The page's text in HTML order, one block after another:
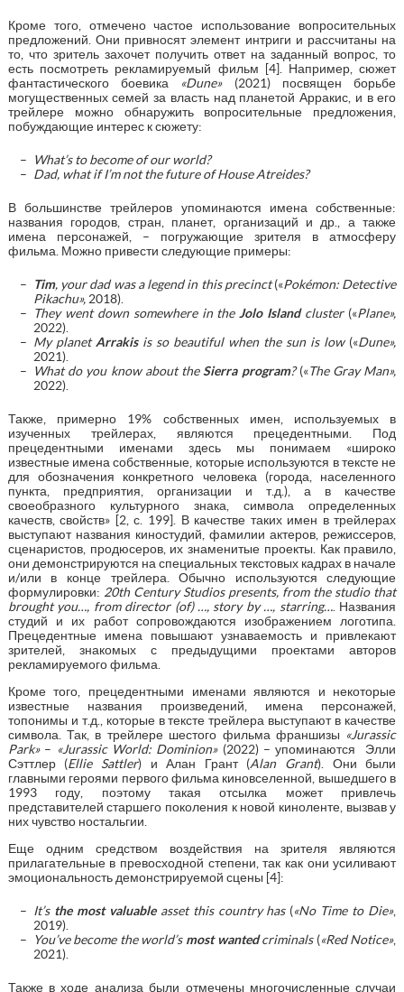
Кроме того, отмечено частое использование вопросительных
предложений. Они привносят элемент интриги и рассчитаны на
то, что зритель захочет получить ответ на заданный вопрос, то
есть посмотреть рекламируемый фильм [4]. Например, сюжет
фантастического боевика
«Dune» (2021) посвящен борьбе
могущественных семей за власть над планетой Арракис, и в его
трейлере можно обнаружить вопросительные предложения,
побуждающие интерес к сюжету:
What’s to become of our world?
Dad, what if I’m not the future of House Atreides?
В большинстве трейлеров упоминаются имена собственные:
названия городов, стран, планет, организаций и др., а также
имена персонажей, – погружающие зрителя в атмосферу
фильма. Можно привести следующие примеры:
Tim, your dad was a legend in this precinct(«Pokémon: Detective
Pikachu»,2018).
They went down somewhere in theJolo Island cluster («Plane»,
2022).
My planet Arrakisis so beautiful when the sun is low(«Dune»,
2021).
What do you know about theSierra program?(«The Gray Man»,
2022).
Также, примерно 19% собственных имен, используемых в
изученных трейлерах, являются прецедентными. Под
прецедентными именами здесь мы понимаем «широко
известные имена собственные, которые используются в тексте не
для обозначения конкретного человека (города, населенного
пункта, предприятия, организации и т.д.), а в качестве
своеобразного культурного знака, символа определенных
качеств, свойств» [2, с. 199]. В качестве таких имен в трейлерах
выступают названия киностудий, фамилии актеров, режиссеров,
сценаристов, продюсеров, их знаменитые проекты. Как правило,
они демонстрируются на специальных текстовых кадрах в начале
и/или в конце трейлера. Обычно используются следующие
формулировки: 20th Century Studios presents, from the studio that
brought you…, from director (of) …, story by …, starring…. Названия
студий и их работ сопровождаются изображением логотипа.
Прецедентные имена повышают узнаваемость и привлекают
зрителей, знакомых с предыдущими проектами авторов
рекламируемого фильма.
Кроме того, прецедентными именами являются и некоторые
известные названия произведений, имена персонажей,
топонимы и т.д., которые в тексте трейлера выступают в качестве
символа. Так, в трейлере шестого фильма франшизы «Jurassic
Park»– «JurassicWorld: Dominion»(2022) – упоминаются Элли
Сэттлер (Ellie Sattler) и Алан Грант (Alan Grant). Они были
главными героями первого фильма киновселенной, вышедшего в
1993 году, поэтому такая отсылка может привлечь
представителей старшего поколения к новой киноленте, вызвав у
них чувство ностальгии.
Еще одним средством воздействия на зрителя являются
прилагательные в превосходной степени, так как они усиливают
эмоциональность демонстрируемой сцены [4]:
It’s the most valuableasset this country has («No Time to Die»,
2019).
You’ve become the world’s most wantedcriminals(«Red Notice»,
2021).
Также в ходе анализа были отмечены многочисленные случаи